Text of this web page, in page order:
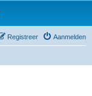
Aanmelden
Registreer